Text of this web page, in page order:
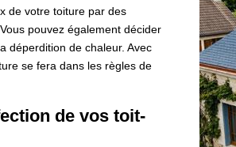
de votre toiture par des
pouvez également décider
déperdition de chaleur. Avec
se fera dans les règles de
de vos toit-